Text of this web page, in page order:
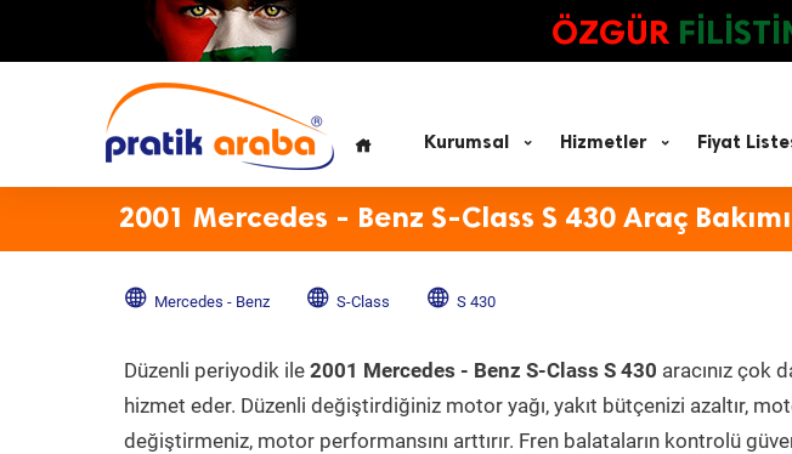
ÖZGÜR
Kurumsal Hizmetler Fiyat
2001 Mercedes - Benz S-Class S 430 Araç Bakımı
Mercedes - Benz S-Class S 430
Düzenli periyodik ile 2001 Mercedes - Benz S-Class S 430 aracınız çok
hizmet eder. Düzenli değiştirdiğiniz motor yağı, yakıt bütçenizi azaltır,
değiştirmeniz, motor performansını arttırır. Fren balataların kontrolü